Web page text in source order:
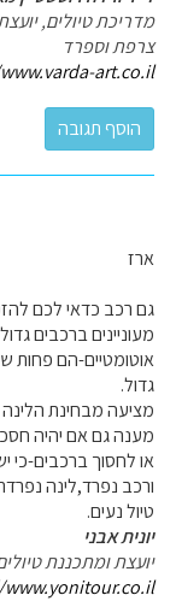
מדריכת טיולים,
צרפת וספרד
art.co.il
ארז
גם רכב כדאי לכם
מעוניינים ברכבים
אוטומטיים-הם פחות
גדול.
מציעה מבחינת
מענה גם אם יהיה
או לחסוך ברכבים-כי
ורכב נפרד,לינה
טיול נעים.
יונית אבני
יועצת ומתכננת